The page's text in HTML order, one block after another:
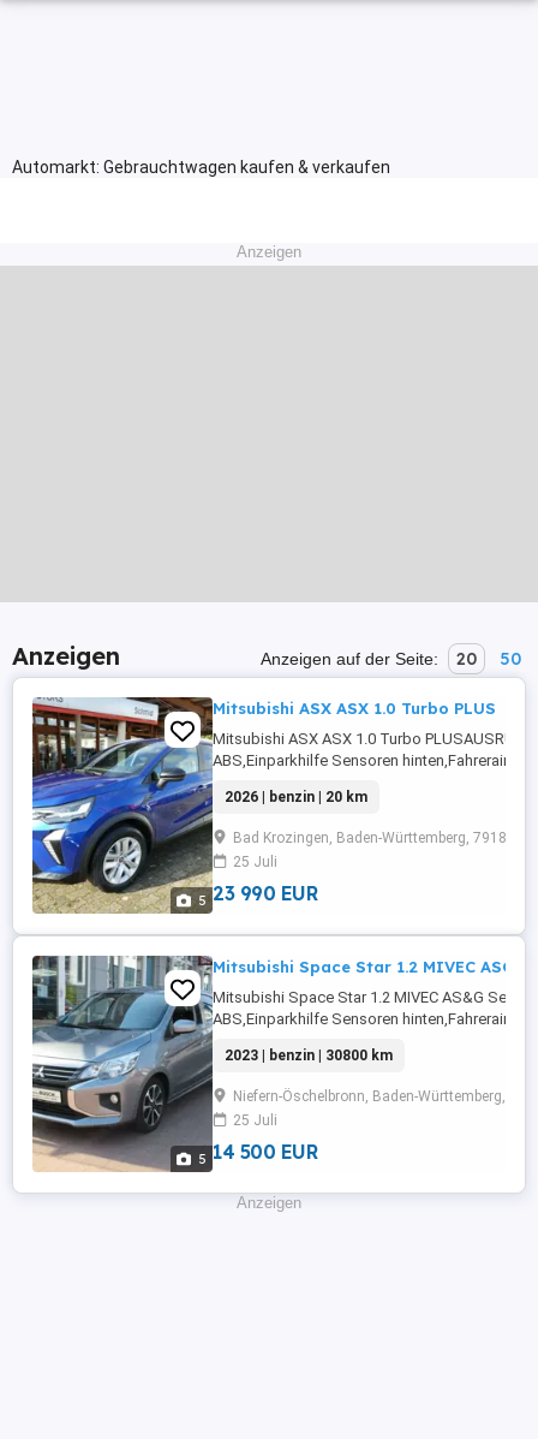
Automarkt: Gebrauchtwagen kaufen & verkaufen
Anzeigen
Anzeigen Anzeigen auf der Seite: 20 50
5
Mitsubishi ASX ASX 1.0 Turbo PLUS
Mitsubishi ASX ASX 1.0 Turbo
ABS,Einparkhilfe Sensoren
Radio,Servolenkung,LED-
Fensterheber,LED-
...
2026 | benzin | 20 km
Bad Krozingen, Baden-Württemberg, 79189
25 Juli
23 990 EUR
5
Mitsubishi Space Star 1.2 MIVEC ASG
Mitsubishi Space Star 1.2 MIVEC AS&G
ABS,Einparkhilfe Sensoren
Radio,Servolenkung,Elektrische
...
2023 | benzin | 30800 km
Niefern-Öschelbronn, Baden-Württemberg,
25 Juli
14 500 EUR
Anzeigen